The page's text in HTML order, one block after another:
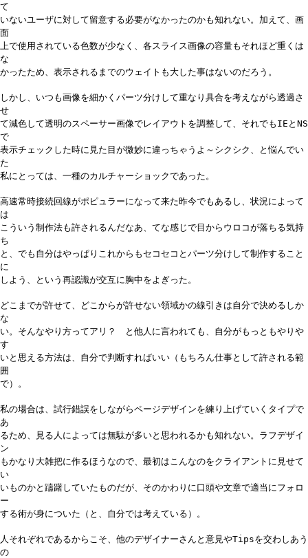
て
いないユーザに対して留意する必要がなかったのかも知れない。加えて、画
面
上で使用されている色数が少なく、各スライス画像の容量もそれほど重くは
な
かったため、表示されるまでのウェイトも大した事はないのだろう。
しかし、いつも画像を細かくパーツ分けして重なり具合を考えながら透過さ
せ
て減色して透明のスペーサー画像でレイアウトを調整して、それでもIEとNS
で
表示チェックした時に見た目が微妙に違っちゃうよ～シクシク、と悩んでい
た
私にとっては、一種のカルチャーショックであった。
高速常時接続回線がポピュラーになって来た昨今でもあるし、状況によって
は
こういう制作法も許されるんだなあ、てな感じで目からウロコが落ちる気持
ち
と、でも自分はやっぱりこれからもセコセコとパーツ分けして制作すること
に
しよう、という再認識が交互に胸中をよぎった。
どこまでが許せて、どこからが許せない領域かの線引きは自分で決めるしか
な
い。そんなやり方ってアリ？ と他人に言われても、自分がもっともやりや
す
いと思える方法は、自分で判断すればいい（もちろん仕事として許される範
囲
で）。
私の場合は、試行錯誤をしながらページデザインを練り上げていくタイプで
あ
るため、見る人によっては無駄が多いと思われるかも知れない。ラフデザイ
ン
もかなり大雑把に作るほうなので、最初はこんなのをクライアントに見せて
い
いものかと躊躇していたものだが、そのかわりに口頭や文章で適当にフォロ
ー
する術が身についた（と、自分では考えている）。
人それぞれであるからこそ、他のデザイナーさんと意見やTipsを交わしあう
の